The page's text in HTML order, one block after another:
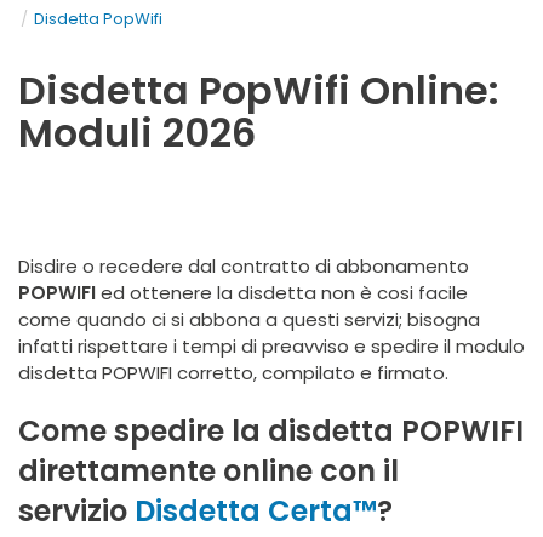
Disdetta PopWifi
Disdetta PopWifi Online:
Moduli 2026
Disdire o recedere dal contratto di abbonamento
POPWIFIed ottenere la disdetta non è cosi facile
come quando ci si abbona a questi servizi; bisogna
infatti rispettare i tempi di preavviso e spedire il modulo
disdetta POPWIFI corretto, compilato e firmato.
Come spedire la disdetta POPWIFI
direttamente online con il
servizio Disdetta Certa™?